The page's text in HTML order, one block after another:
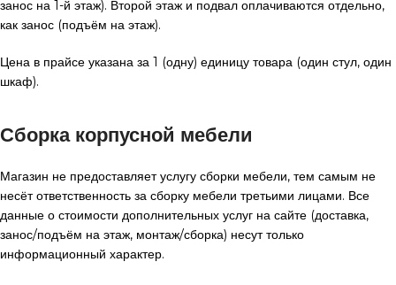
занос на 1-й этаж). Второй этаж и подвал оплачиваются отдельно,
как занос (подъём на этаж).
Цена в прайсе указана за 1 (одну) единицу товара (один стул, один
шкаф).
Сборка корпусной мебели
Магазин не предоставляет услугу сборки мебели, тем самым не
несёт ответственность за сборку мебели третьими лицами. Все
данные о стоимости дополнительных услуг на сайте (доставка,
занос/подъём на этаж, монтаж/сборка) несут только
информационный характер.